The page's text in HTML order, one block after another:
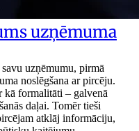
uzņēmuma
uzņēmumu, pirmā
noslēgšana ar pircēju.
kā formalitāti – galvenā
daļai. Tomēr tieši
atklāj informāciju,